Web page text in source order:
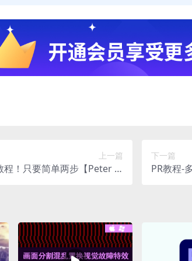
上一篇
程！只要简单两步【Peter M
下一篇
PR教程-